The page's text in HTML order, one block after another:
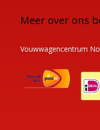
Meer over ons
Vouwwagencentrum